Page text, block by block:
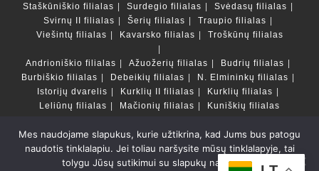
Staškūniškio filialas
Surdegio filialas
Svėdasų filialas
Svirnų II filialas
Šerių filialas
Traupio filialas
Viešintų filialas
Kavarsko filialas Troškūnų filialas
Andrioniškio filialas Ažuožerių filialas
Budrių filialas
Burbiškio filialas
Debeikių filialas
N. Elmininkų filialas
Istorijų dvarelis
Kurklių II filialas
Kurklių filialas
Leliūnų filialas
Mačionių filialas Kuniškių filialas
Duomenų bazės ir katalogai
LT
Copyright © Anykščių rajono savivaldybės Liudvikos ir
Mes naudojame slapukus, kurie užtikrina, kad Jums bus patogu
naudotis tinklalapiu. Jei toliau naršysite mūsų tinklalapyje, tai
tolygu Jūsų sutikimui su slapukų naudojimu.